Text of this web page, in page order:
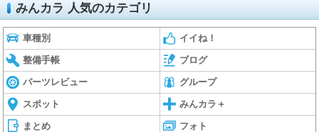
みんカラ 人気のカテゴリ
車種別 イイね！
整備手帳 ブログ
パーツレビュー グループ
スポット みんカラ＋
まとめ フォト